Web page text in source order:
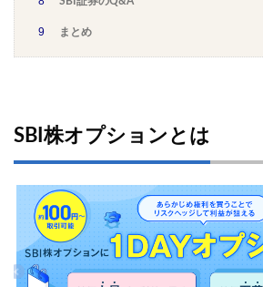
9 まとめ
SBI株オプションとは